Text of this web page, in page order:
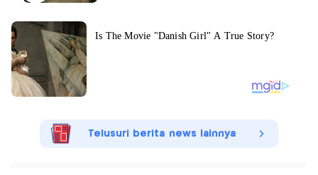
Telusuri berita news lainnya